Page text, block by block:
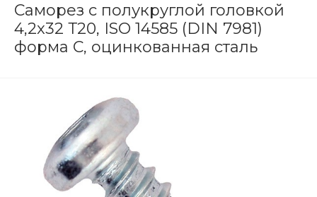
Саморез с полукруглой головкой
4,2x32 Т20, ISO 14585 (DIN 7981)
форма С, оцинкованная сталь